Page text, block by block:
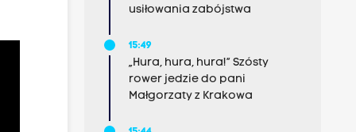
usiłowania zabójstwa
15:49
„Hura, hura, hura!” Szósty
rower jedzie do pani
Małgorzaty z Krakowa